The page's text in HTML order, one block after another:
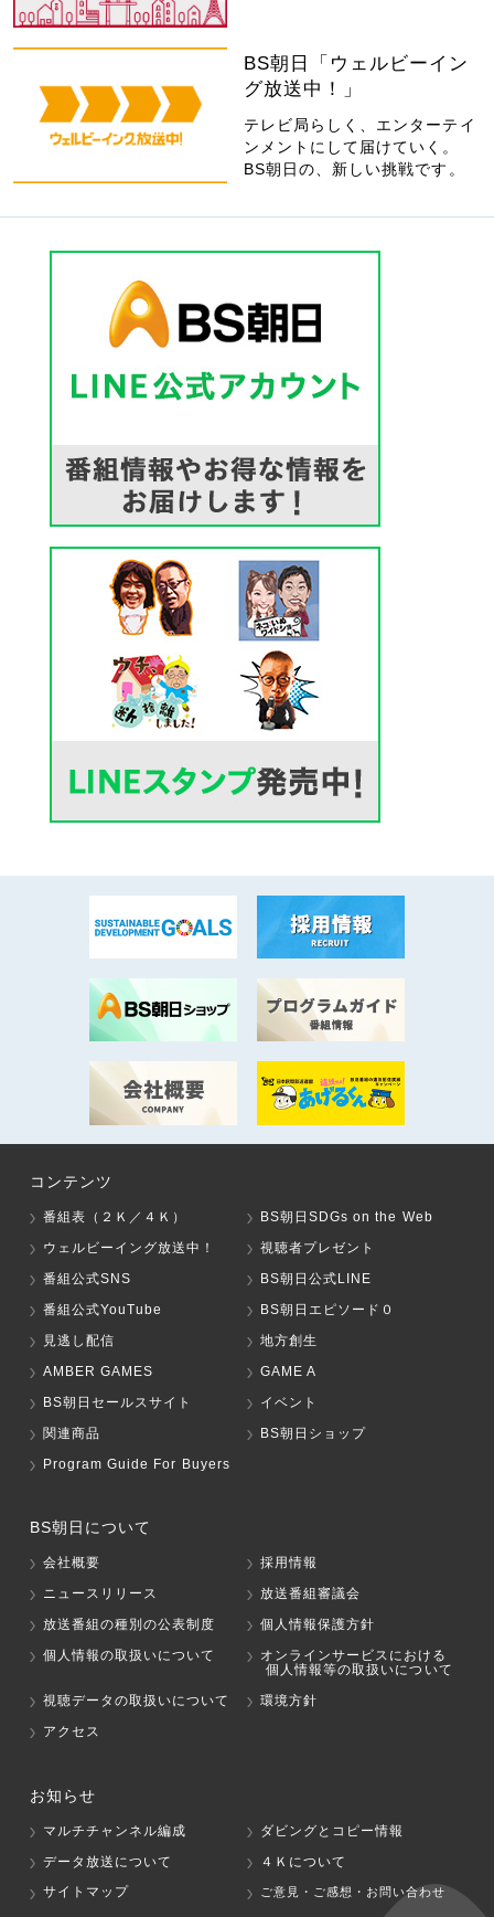
BS朝日「ウェルビーイン
グ放送中！」
テレビ局らしく、エンターテイ
ンメントにして届けていく。
BS朝日の、新しい挑戦です。
コンテンツ
番組表（２Ｋ／４Ｋ）
BS朝日SDGs on the Web
ウェルビーイング放送中！
視聴者プレゼント
番組公式SNS
BS朝日公式LINE
番組公式YouTube
BS朝日エピソード０
見逃し配信
地方創生
AMBER GAMES
GAME A
BS朝日セールスサイト
イベント
関連商品
BS朝日ショップ
Program Guide For Buyers
BS朝日について
会社概要
採用情報
ニュースリリース
放送番組審議会
放送番組の種別の公表制度
個人情報保護方針
個人情報の取扱いについて
オンラインサービスにおける
個人情報等の取扱いについて
視聴データの取扱いについて
環境方針
アクセス
お知らせ
マルチチャンネル編成
ダビングとコピー情報
データ放送について
４Ｋについて
サイトマップ
ご意見・ご感想・お問い合わせ